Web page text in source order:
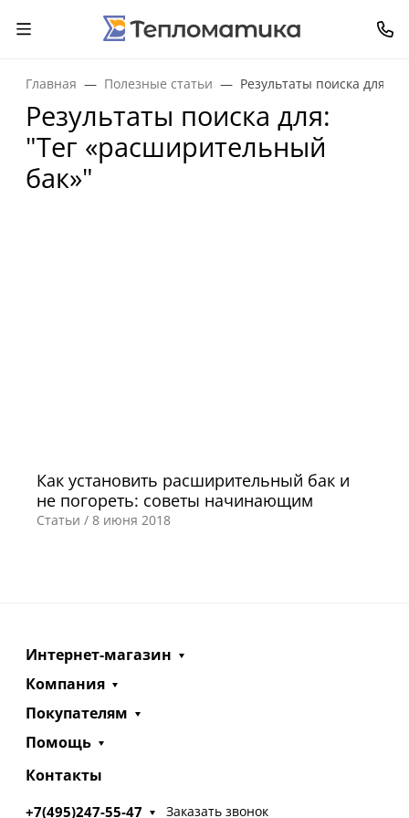
Главная Полезные статьи Результаты поиска для:
Результаты поиска для:
"Тег «расширительный
бак»"
Как установить расширительный бак и
не погореть: советы начинающим
Статьи / 8 июня 2018
Интернет-магазин
Компания
Покупателям
Помощь
Контакты
+7(495)247-55-47 Заказать звонок